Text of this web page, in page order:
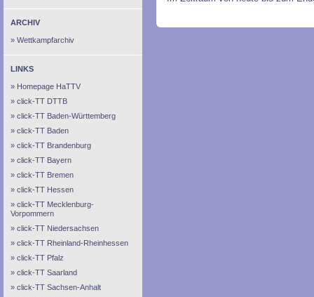
ARCHIV
Wettkampfarchiv
LINKS
Homepage HaTTV
click-TT DTTB
click-TT Baden-Württemberg
click-TT Baden
click-TT Brandenburg
click-TT Bayern
click-TT Bremen
click-TT Hessen
click-TT Mecklenburg-
Vorpommern
click-TT Niedersachsen
click-TT Rheinland-Rheinhessen
click-TT Pfalz
click-TT Saarland
click-TT Sachsen-Anhalt